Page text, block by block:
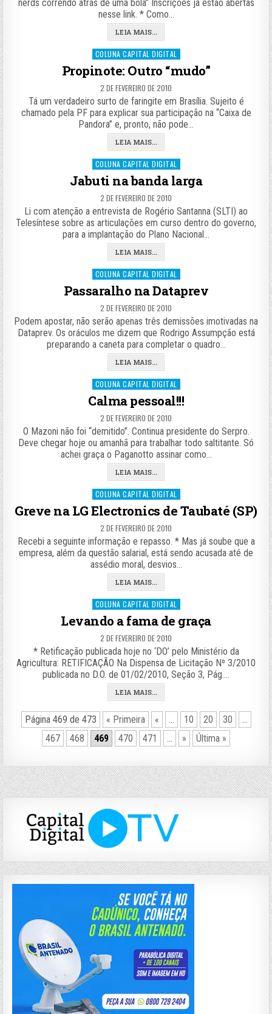
nerds correndo atrás de uma bola” Inscrições já estão abertas
nesse link. * Como…
LEIA MAIS...
Posted
in
COLUNA CAPITAL DIGITAL
Propinote: Outro “mudo”
2 DE FEVEREIRO DE 2010
Tá um verdadeiro surto de faringite em Brasília. Sujeito é
chamado pela PF para explicar sua participação na “Caixa de
Pandora” e, pronto, não pode…
LEIA MAIS...
Posted
COLUNA CAPITAL DIGITAL
Jabuti na banda larga
2 DE FEVEREIRO DE 2010
Li com atenção a entrevista de Rogério Santanna (SLTI) ao
Telesíntese sobre as articulações em curso dentro do governo,
para a implantação do Plano Nacional…
LEIA MAIS...
Posted
COLUNA CAPITAL DIGITAL
Passaralho na Dataprev
2 DE FEVEREIRO DE 2010
Podem apostar, não serão apenas três demissões imotivadas na
Dataprev. Os oráculos me dizem que Rodrigo Assumpção está
preparando a caneta para completar o quadro…
LEIA MAIS...
Posted
in
COLUNA CAPITAL DIGITAL
Calma pessoal!!!
2 DE FEVEREIRO DE 2010
O Mazoni não foi “demitido”. Continua presidente do Serpro.
Deve chegar hoje ou amanhã para trabalhar todo saltitante. Só
achei graça o Paganotto assinar como…
LEIA MAIS...
Posted
in
COLUNA CAPITAL DIGITAL
Greve na LG Electronics de Taubaté (SP)
2 DE FEVEREIRO DE 2010
Recebi a seguinte informação e repasso. * Mas já soube que a
empresa, além da questão salarial, está sendo acusada até de
assédio moral, desvios…
LEIA MAIS...
Posted
COLUNA CAPITAL DIGITAL
Levando a fama de graça
2 DE FEVEREIRO DE 2010
* Retificação publicada hoje no ‘DO’ pelo Ministério da
Agricultura: RETIFICAÇÃO Na Dispensa de Licitação Nº 3/2010
publicada no D.O. de 01/02/2010, Seção 3, Pág….
LEIA MAIS...
Página 469 de 473 « Primeira « ... 10 20 30
...
467
468 469 470 471 ... » Última »